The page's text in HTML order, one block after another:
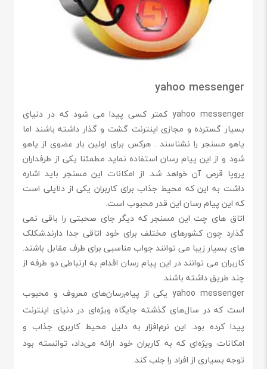
yahoo messenger
yahoo messenger کمتر کسی پیدا می شود که در دنیای
بسیار گسترده و مجازی اینترنت گشت و گذار داشته باشند اما
یاهو مسنجر را نشناسند . هرکس برای اولین بار عضوی از یاهو
شود و از این پیام رسان استفاده نماید مطمئنا یکی از طرفداران
پروپا قرص آن خواهد شد. از امکانات این مسنجر باید اشاره
داشت به این که محیط جذاب برای کاربران یکی از دلایلی است
که این پیام رسان این قدر محبوب است.
اتاق های چت این مسنجر که دیگر جای صحبتی را باقی نمی
گذارد چون کشورهای مختلف برای خود اتاقی جدا دارند.شکلک
های بسیار زیبا می توانند جواب مناسبی برای طرف مقابل باشند.
کاربران می توانند در این پیام رسان اقدام به ارتباطی دو طرفه از
چند طریق داشته باشند.
yahoo messenger یکی از پیام‌رسان‌های معروف و محبوب
است که در سال‌های گذشته جایگاه ویژه‌ای در دنیای اینترنت
پیدا کرده بود. این نرم‌افزار به دلیل محیط کاربری جذاب و
امکانات ویژه‌ای که به کاربران خود ارائه می‌داد، توانسته بود
توجه بسیاری از افراد را جلب کند.